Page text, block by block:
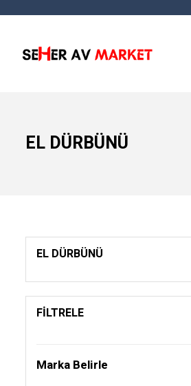
EL DÜRBÜNÜ
EL DÜRBÜNÜ
FİLTRELE
Marka Belirle